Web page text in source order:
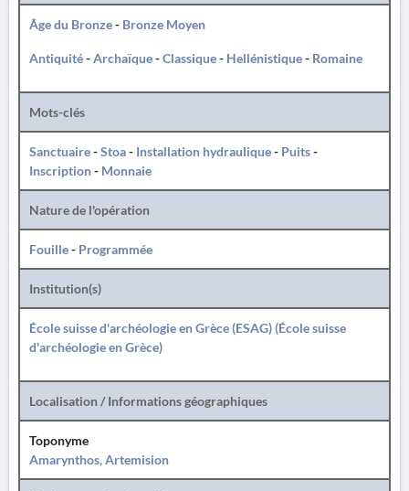
Âge du Bronze- Bronze Moyen
Antiquité-Archaïque-Classique- Hellénistique- Romaine
Mots-clés
Sanctuaire-Stoa- Installation hydraulique- Puits-
Inscription- Monnaie
Nature de l'opération
Fouille- Programmée
Institution(s)
École suisse d'archéologie en Grèce (ESAG) (École suisse
d'archéologie en Grèce)
Localisation / Informations géographiques
Toponyme
Amarynthos, Artemision